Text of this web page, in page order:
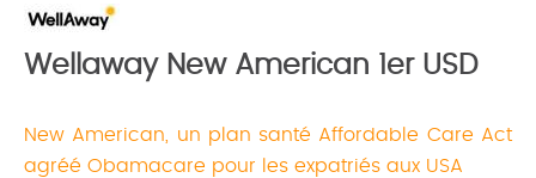
Wellaway New American 1er USD
New American, un plan santé Affordable Care Act
agréé Obamacare pour les expatriés aux USA